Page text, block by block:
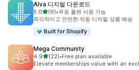
Alva 디지털 다운로드
5.0별 5개 중
(9)
총 리뷰 9개
•무료 플랜 사용 가능
즉각적이고 안전한 자동 디지털 상품 배송
Built for Shopify
Mega Community
4.9별 5개 중
(22)
총 리뷰 22개
•Free plan available
Elevate memberships value with an